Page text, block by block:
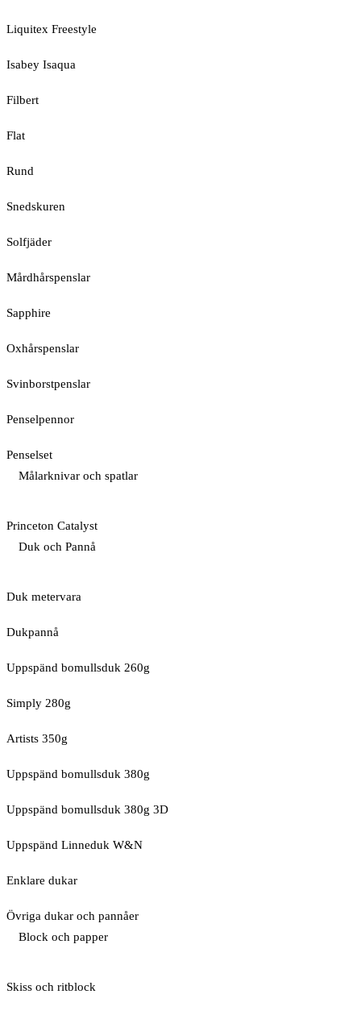
Liquitex Freestyle
Isabey Isaqua
Filbert
Flat
Rund
Snedskuren
Solfjäder
Mårdhårspenslar
Sapphire
Oxhårspenslar
Svinborstpenslar
Penselpennor
Penselset
Målarknivar och spatlar
Princeton Catalyst
Duk och Pannå
Duk metervara
Dukpannå
Uppspänd bomullsduk 260g
Simply 280g
Artists 350g
Uppspänd bomullsduk 380g
Uppspänd bomullsduk 380g 3D
Uppspänd Linneduk W&N
Enklare dukar
Övriga dukar och pannåer
Block och papper
Skiss och ritblock